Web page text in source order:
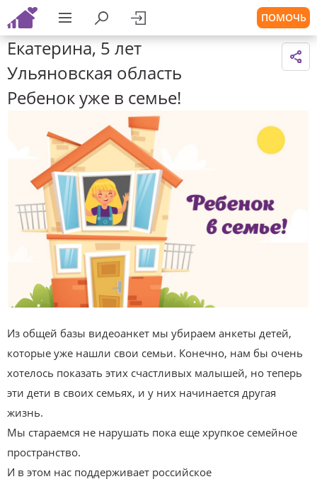
ПОМОЧЬ
Екатерина, 5 лет
Ульяновская область
Ребенок уже в семье!
Из общей базы видеоанкет мы убираем анкеты детей,
которые уже нашли свои семьи. Конечно, нам бы очень
хотелось показать этих счастливых малышей, но теперь
эти дети в своих семьях, и у них начинается другая
жизнь.
Мы стараемся не нарушать пока еще хрупкое семейное
пространство.
И в этом нас поддерживает российское